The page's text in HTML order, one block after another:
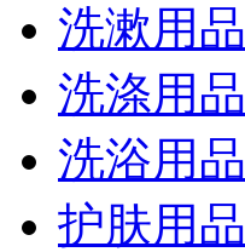
洗漱用品
洗涤用品
洗浴用品
护肤用品